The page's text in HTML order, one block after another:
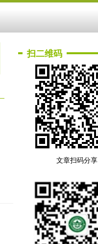
扫二维码
文章扫码分享